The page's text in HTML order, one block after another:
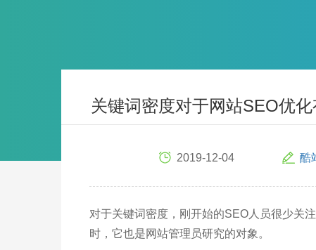
关键词密度对于网站SEO优化
2019-12-04 酷
对于关键词密度，刚开始的SEO人员很少关
时，它也是网站管理员研究的对象。